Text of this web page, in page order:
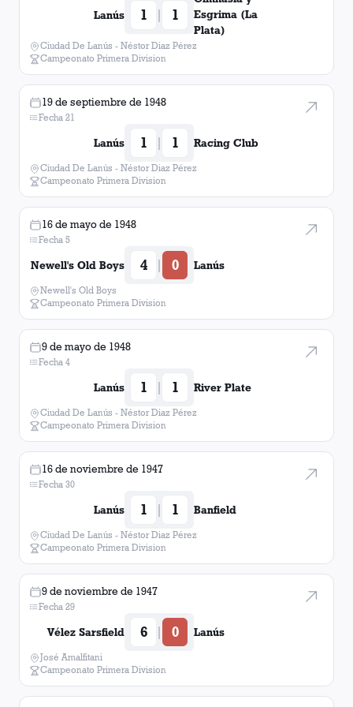
Lanús 1 | 1
Esgrima (La
Plata)
Ciudad De Lanús - Néstor Diaz Pérez
Campeonato Primera Division
19 de septiembre de 1948
Fecha 21
Lanús 1 | 1 Racing Club
Ciudad De Lanús - Néstor Diaz Pérez
Campeonato Primera Division
16 de mayo de 1948
Fecha 5
Newell's Old Boys 4 | 0 Lanús
Newell's Old Boys
Campeonato Primera Division
9 de mayo de 1948
Fecha 4
Lanús 1 | 1 River Plate
Ciudad De Lanús - Néstor Diaz Pérez
Campeonato Primera Division
16 de noviembre de 1947
Fecha 30
Lanús 1 | 1 Banfield
Ciudad De Lanús - Néstor Diaz Pérez
Campeonato Primera Division
9 de noviembre de 1947
Fecha 29
Vélez Sarsfield 6 | 0 Lanús
José Amalfitani
Campeonato Primera Division